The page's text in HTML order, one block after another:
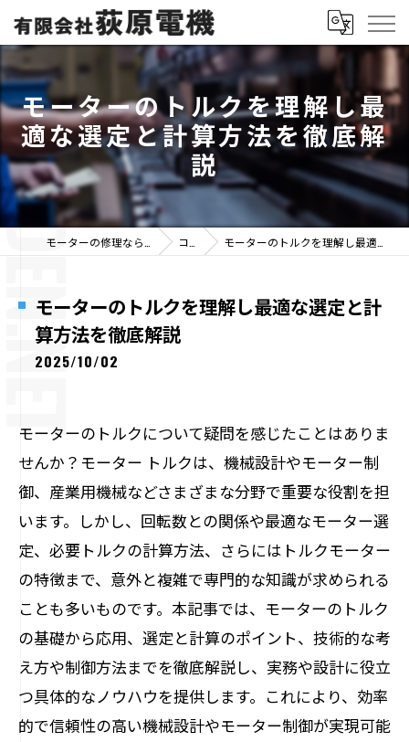
モーターのトルクを理解し最
適な選定と計算方法を徹底解
説
コラム モーターのトルクを理解し最適な選定と計算方法を徹底解説
モーターのトルクを理解し最適な選定と計
算方法を徹底解説
2025/10/02
モーターのトルクについて疑問を感じたことはありま
せんか？モーター トルクは、機械設計やモーター制
御、産業用機械などさまざまな分野で重要な役割を担
います。しかし、回転数との関係や最適なモーター選
定、必要トルクの計算方法、さらにはトルクモーター
の特徴まで、意外と複雑で専門的な知識が求められる
ことも多いものです。本記事では、モーターのトルク
の基礎から応用、選定と計算のポイント、技術的な考
え方や制御方法までを徹底解説し、実務や設計に役立
つ具体的なノウハウを提供します。これにより、効率
的で信頼性の高い機械設計やモーター制御が実現可能